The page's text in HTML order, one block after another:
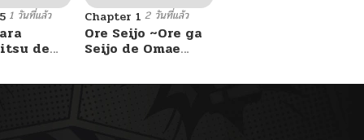
1 วันที่แล้ว
de
Chapter 1 2 วันที่แล้ว
Ore Seijo ~Ore ga
Seijo de Omae
Saikyou Tag